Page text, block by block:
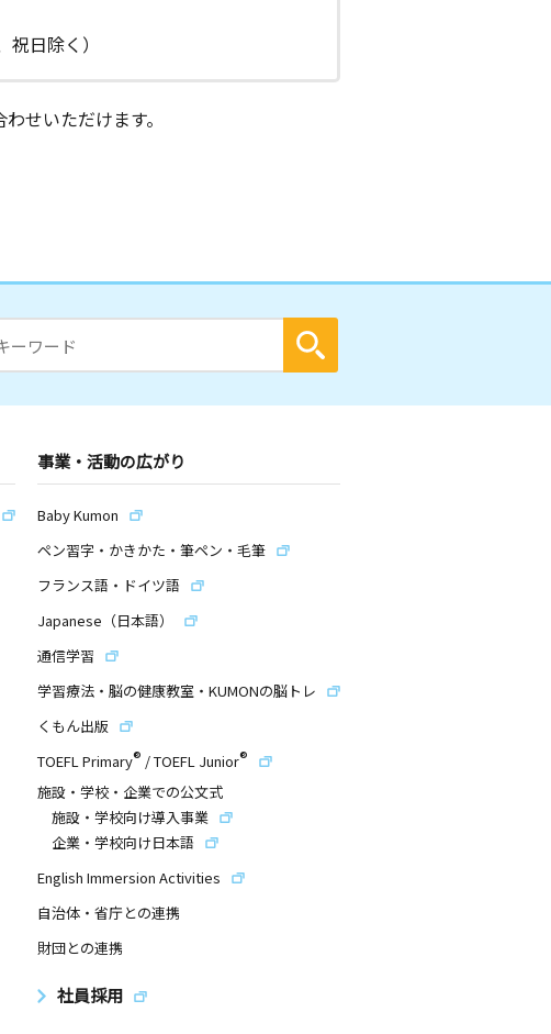
日除く）
せいただけます。
事業・活動の広がり
Baby Kumon
ペン習字・かきかた・筆ペン・毛筆
フランス語・ドイツ語
Japanese（日本語）
通信学習
学習療法・脳の健康教室・KUMONの脳トレ
くもん出版
TOEFL Primary® /TOEFL Junior®
施設・学校・企業での公文式
施設・学校向け導入事業
企業・学校向け日本語
English Immersion Activities
自治体・省庁との連携
財団との連携
社員採用